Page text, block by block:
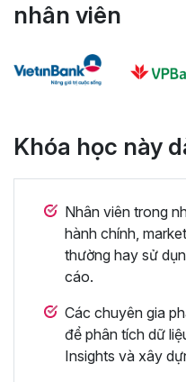
nhân viên
Khóa học này
Nhân viên trong
hành chính,
thường hay sử
cáo.
Các chuyên gia
để phân tích dữ
Insights và xây